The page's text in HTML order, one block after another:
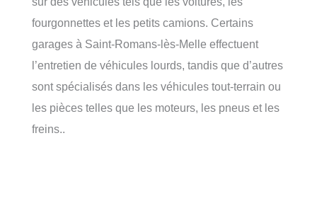
fourgonnettes et les petits camions. Certains
garages à Saint-Romans-lès-Melle effectuent
l’entretien de véhicules lourds, tandis que d’autres
sont spécialisés dans les véhicules tout-terrain ou
les pièces telles que les moteurs, les pneus et les
freins..